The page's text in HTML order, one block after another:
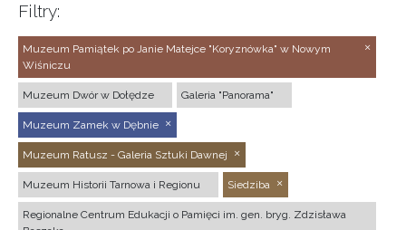
Filtry:
Muzeum Pamiątek po Janie Matejce "Koryznówka" w Nowym
Wiśniczu
Muzeum Dwór w Dołędze Galeria "Panorama"
Muzeum Zamek w Dębnie
Muzeum Ratusz - Galeria Sztuki Dawnej
Muzeum Historii Tarnowa i Regionu Siedziba
Regionalne Centrum Edukacji o Pamięci im. gen. bryg. Zdzisława